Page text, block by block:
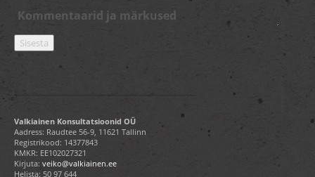
Valkiainen Konsultatsioonid OÜ
Aadress: Raudtee 56-9, 11621 Tallinn
Registrikood: 14377843
KMKR: EE102027321
Kirjuta: veiko@valkiainen.ee
Helista: 50 97 644